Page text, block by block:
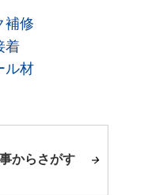
補修
着
ル材
からさがす